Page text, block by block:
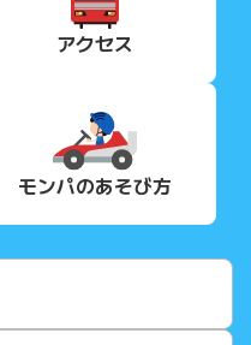
アクセス
モンパのあそび方